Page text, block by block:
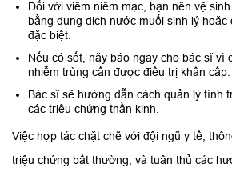
Đối với viêm niêm mạc, bạn nên vệ
bằng dung dịch nước muối sinh lý hoặc
đặc biệt.
Nếu có sốt, hãy báo ngay cho bác sĩ vì
nhiễm trùng cần được điều trị khẩn cấp.
Bác sĩ sẽ hướng dẫn cách quản lý tình
các triệu chứng thần kinh.
Việc hợp tác chặt chẽ với đội ngũ y tế,
triệu chứng bất thường, và tuân thủ các